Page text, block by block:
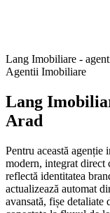
Lang Imobiliare -
Agentii Imobiliare
Lang
Arad
Pentru această
modern, integrat
reflectă identitatea
actualizează automat
avansată, fișe detaliate